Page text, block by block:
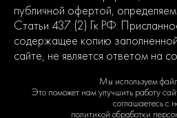
публичной офертой,
Статьи 437 (2) Гк РФ.
содержащее копию
сайте, не является ответом на
сайта.
Мы используем
Это поможет нам улучшить работу
соглашаетесь с
политикой обработки